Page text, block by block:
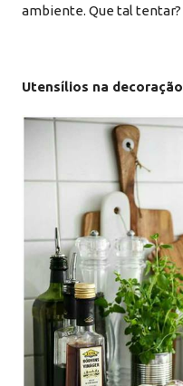
ambiente. Que tal tentar?
Utensílios na decoração